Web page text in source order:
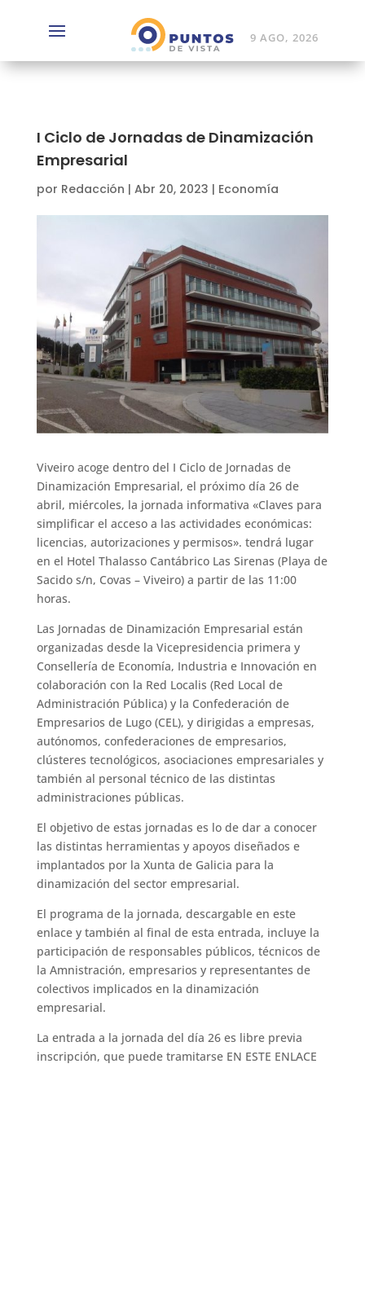
9 AGO, 2026
I Ciclo de Jornadas de Dinamización
Empresarial
por Redacción | Abr 20, 2023 | Economía
Viveiro acoge dentro del I Ciclo de Jornadas de
Dinamización Empresarial, el próximo día 26 de
abril, miércoles, la jornada informativa «Claves para
simplificar el acceso a las actividades económicas:
licencias, autorizaciones y permisos». tendrá lugar
en el Hotel Thalasso Cantábrico Las Sirenas (Playa de
Sacido s/n, Covas – Viveiro) a partir de las 11:00
horas.
Las Jornadas de Dinamización Empresarial están
organizadas desde la Vicepresidencia primera y
Consellería de Economía, Industria e Innovación en
colaboración con la Red Localis (Red Local de
Administración Pública) y la Confederación de
Empresarios de Lugo (CEL), y dirigidas a empresas,
autónomos, confederaciones de empresarios,
clústeres tecnológicos, asociaciones empresariales y
también al personal técnico de las distintas
administraciones públicas.
El objetivo de estas jornadas es lo de dar a conocer
las distintas herramientas y apoyos diseñados e
implantados por la Xunta de Galicia para la
dinamización del sector empresarial.
El programa de la jornada, descargable en este
enlace y también al final de esta entrada, incluye la
participación de responsables públicos, técnicos de
la Amnistración, empresarios y representantes de
colectivos implicados en la dinamización
empresarial.
La entrada a la jornada del día 26 es libre previa
inscripción, que puede tramitarse EN ESTE ENLACE